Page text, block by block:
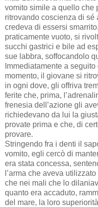
vomito simile a quello che
ritrovando coscienza di sé
credeva di essersi
praticamente vuoto, si
succhi gastrici e bile ad
sue labbra, soffocandolo
Immediatamente a
momento, il giovane si
in ogni dove, gli offriva
ferite che, prima,
frenesia dell’azione gli
richiedevano da lui la
provate prima e che, di
provare.
Stringendo fra i denti il
vomito, egli cercò di
era stata concessa,
l’arma che aveva
che nei mali che lo
quanto era accaduto,
del mare, la loro